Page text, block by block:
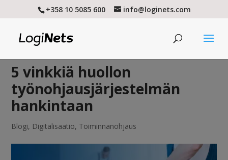
+358 10 5085 600 info@loginets.com
5 vinkkiä huollon
työnohjausjärjestelmän
hankintaan
Blogi, Digitalisaatio, Toiminnanohjaus